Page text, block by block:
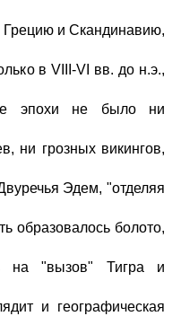
и Скандинавию,
в VIII-VI вв. до н.э.,
эпохи не было ни
ни грозных викингов,
Эдем, "отделяя
образовалось болото,
на "вызов" Тигра и
и географическая